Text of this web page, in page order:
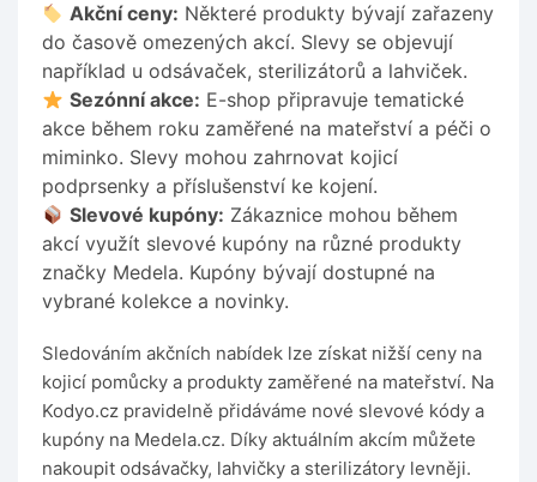
Akční ceny: Některé produkty bývají zařazeny
do časově omezených akcí. Slevy se objevují
například u odsávaček, sterilizátorů a lahviček.
Sezónní akce: E-shop připravuje tematické
akce během roku zaměřené na mateřství a péči o
miminko. Slevy mohou zahrnovat kojicí
podprsenky a příslušenství ke kojení.
Slevové kupóny: Zákaznice mohou během
akcí využít slevové kupóny na různé produkty
značky Medela. Kupóny bývají dostupné na
vybrané kolekce a novinky.
Sledováním akčních nabídek lze získat nižší ceny na
kojicí pomůcky a produkty zaměřené na mateřství. Na
Kodyo.cz pravidelně přidáváme nové slevové kódy a
kupóny na Medela.cz. Díky aktuálním akcím můžete
nakoupit odsávačky, lahvičky a sterilizátory levněji.